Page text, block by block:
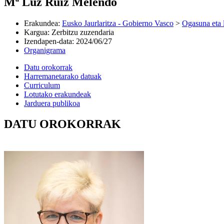
Erakundea: Eusko Jaurlaritza - Gobierno Vasco > Ogasuna eta
Kargua: Zerbitzu zuzendaria
Izendapen-data: 2024/06/27
Organigrama
Datu orokorrak
Harremanetarako datuak
Curriculum
Lotutako erakundeak
Jarduera publikoa
DATU OROKORRAK